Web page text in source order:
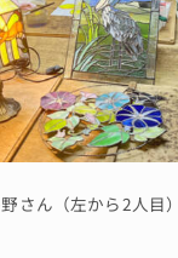
さん（左から2人目